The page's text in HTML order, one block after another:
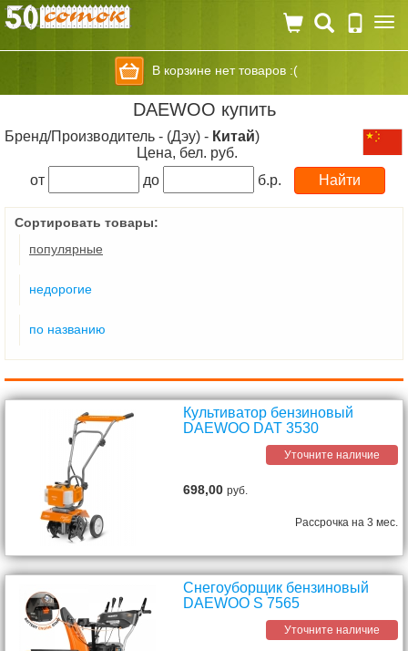
В корзине нет товаров :(
DAEWOO купить
Бренд/Производитель - (Дэу) - Китай)
Цена, бел. руб.
от
до б.р.
Сортировать товары:
популярные
недорогие
по названию
Культиватор бензиновый
DAEWOO DAT 3530
Уточните наличие
698,00руб.
Рассрочка на 3 мес.
Снегоуборщик бензиновый
DAEWOO S 7565
Уточните наличие